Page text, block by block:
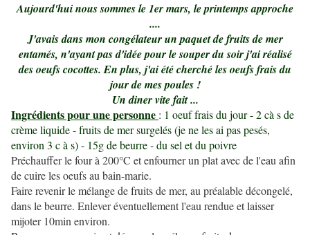
Aujourd'hui nous sommes le 1er mars, le printemps approche
....
J'avais dans mon congélateur un paquet de fruits de mer
entamés, n'ayant pas d'idée pour le souper du soir j'ai réalisé
des oeufs cocottes. En plus, j'ai été cherché les oeufs frais du
jour de mes poules !
Un diner vite fait ...
Ingrédients pour une personne : 1 oeuf frais du jour - 2 cà s de
crème liquide - fruits de mer surgelés (je ne les ai pas pesés,
environ 3 c à s) - 15g de beurre - du sel et du poivre
Préchauffer le four à 200°C et enfourner un plat avec de l'eau afin
de cuire les oeufs au bain-marie.
Faire revenir le mélange de fruits de mer, au préalable décongelé,
dans le beurre. Enlever éventuellement l'eau rendue et laisser
mijoter 10min environ.